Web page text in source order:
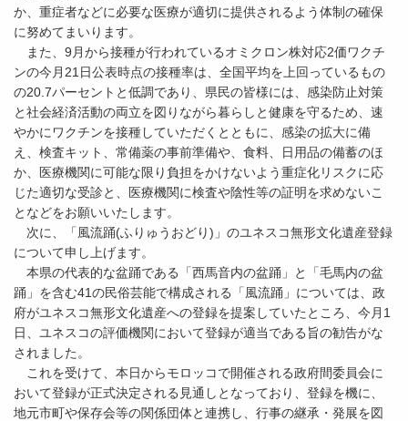
か、重症者などに必要な医療が適切に提供されるよう体制の確保
に努めてまいります。
また、9月から接種が行われているオミクロン株対応2価ワクチ
ンの今月21日公表時点の接種率は、全国平均を上回っているもの
の20.7パーセントと低調であり、県民の皆様には、感染防止対策
と社会経済活動の両立を図りながら暮らしと健康を守るため、速
やかにワクチンを接種していただくとともに、感染の拡大に備
え、検査キット、常備薬の事前準備や、食料、日用品の備蓄のほ
か、医療機関に可能な限り負担をかけないよう重症化リスクに応
じた適切な受診と、医療機関に検査や陰性等の証明を求めないこ
となどをお願いいたします。
次に、「風流踊(ふりゅうおどり)」のユネスコ無形文化遺産登録
について申し上げます。
本県の代表的な盆踊である「西馬音内の盆踊」と「毛馬内の盆
踊」を含む41の民俗芸能で構成される「風流踊」については、政
府がユネスコ無形文化遺産への登録を提案していたところ、今月1
日、ユネスコの評価機関において登録が適当である旨の勧告がな
されました。
これを受けて、本日からモロッコで開催される政府間委員会に
おいて登録が正式決定される見通しとなっており、登録を機に、
地元市町や保存会等の関係団体と連携し、行事の継承・発展を図